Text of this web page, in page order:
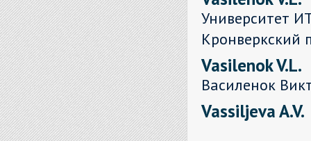
Университет
Кронверкский
Vasilenok V.L.
Василенок
Vassiljeva A.V.